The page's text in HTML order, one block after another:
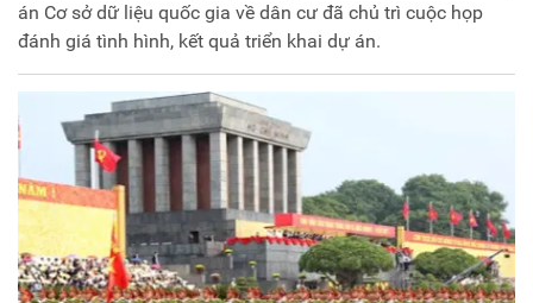
án Cơ sở dữ liệu quốc gia về dân cư đã chủ trì cuộc họp
đánh giá tình hình, kết quả triển khai dự án.